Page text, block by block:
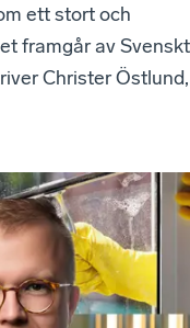
ett stort och
framgår av Svenskt
Christer Östlund,